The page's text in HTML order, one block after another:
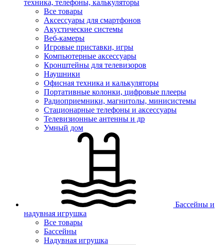
техника, телефоны, калькуляторы
Все товары
Аксессуары для смартфонов
Акустические системы
Веб-камеры
Игровые приставки, игры
Компьютерные аксессуары
Кронштейны для телевизоров
Наушники
Офисная техника и калькуляторы
Портативные колонки, цифровые плееры
Радиоприемники, магнитолы, минисистемы
Стационарные телефоны и аксессуары
Телевизионные антенны и др
Умный дом
Бассейны и
надувная игрушка
Все товары
Бассейны
Надувная игрушка